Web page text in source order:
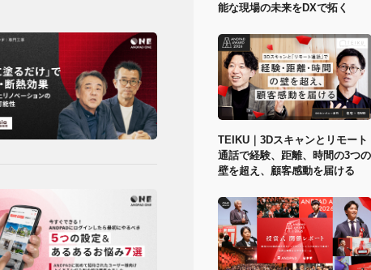
能な現場の未来をDXで拓く
TEIKU｜3Dスキャンとリモート
通話で経験、距離、時間の3つの
壁を超え、顧客感動を届ける